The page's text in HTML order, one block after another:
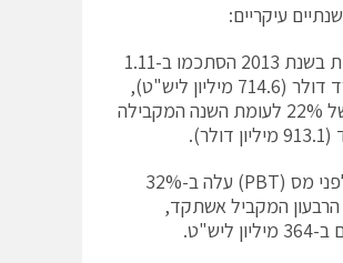
עיקריים:
ההכנסות בשנת 2013 הסתכמו ב-1.11
מיליארד דולר (714.6 מיליון ליש"ט),
עלייה של 22% לעומת השנה המקבילה
הרווח לפני מס (PBT) עלה ב-32%
המקביל אשתקד,
ליש"ט.